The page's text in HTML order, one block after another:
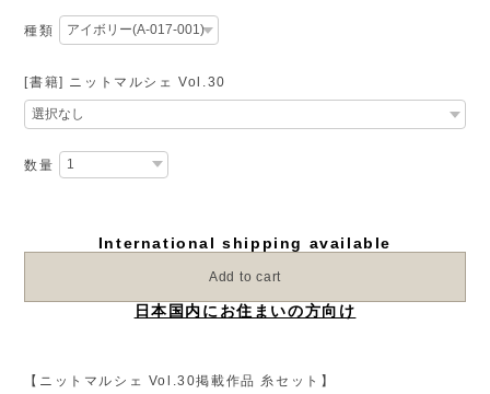
種類
[書籍] ニットマルシェ Vol.30
数量
International shipping available
Add to cart
日本国内にお住まいの方向け
【ニットマルシェ Vol.30掲載作品 糸セット】